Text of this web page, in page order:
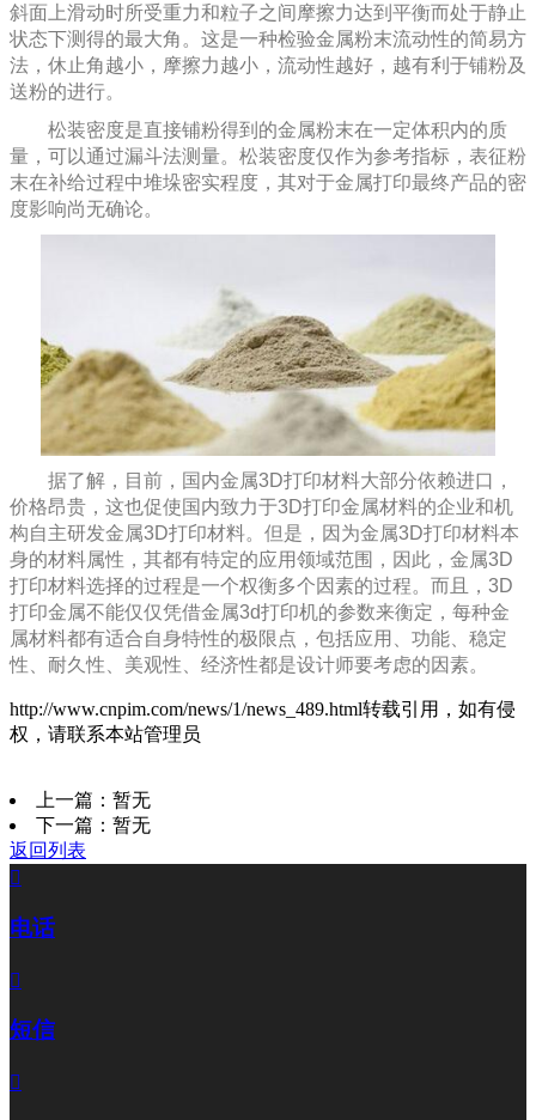
斜面上滑动时所受重力和粒子之间摩擦力达到平衡而处于静止
状态下测得的最大角。这是一种检验金属粉末流动性的简易方
法，休止角越小，摩擦力越小，流动性越好，越有利于铺粉及
送粉的进行。
松装密度是直接铺粉得到的金属粉末在一定体积内的质
量，可以通过漏斗法测量。松装密度仅作为参考指标，表征粉
末在补给过程中堆垛密实程度，其对于金属打印最终产品的密
度影响尚无确论。
据了解，目前，国内金属3D打印材料大部分依赖进口，
价格昂贵，这也促使国内致力于3D打印金属材料的企业和机
构自主研发金属3D打印材料。但是，因为金属3D打印材料本
身的材料属性，其都有特定的应用领域范围，因此，金属3D
打印材料选择的过程是一个权衡多个因素的过程。而且，3D
打印金属不能仅仅凭借金属3d打印机的参数来衡定，每种金
属材料都有适合自身特性的极限点，包括应用、功能、稳定
性、耐久性、美观性、经济性都是设计师要考虑的因素。
http://www.cnpim.com/news/1/news_489.html转载引用，如有侵
权，请联系本站管理员
上一篇：暂无
下一篇：暂无
返回列表

电话

短信
